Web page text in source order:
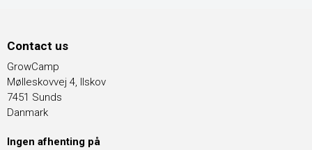
Contact us
GrowCamp
Mølleskovvej 4, Ilskov
7451 Sunds
Danmark
Ingen afhenting på